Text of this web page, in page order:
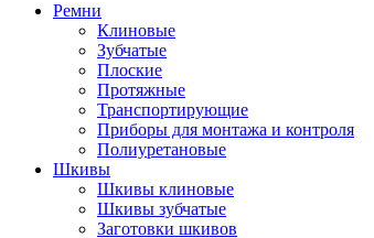
Ремни
Клиновые
Зубчатые
Плоские
Протяжные
Транспортирующие
Приборы для монтажа и контроля
Полиуретановые
Шкивы
Шкивы клиновые
Шкивы зубчатые
Заготовки шкивов